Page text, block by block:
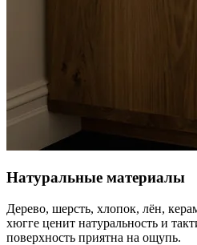
Натуральные материалы
Дерево, шерсть, хлопок, лён,
хюгге ценит натуральность и
поверхность приятна на ощупь.